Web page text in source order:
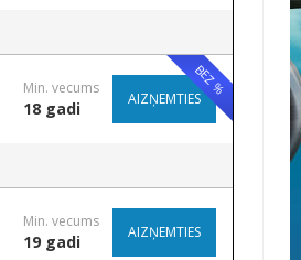
BEZ %
Min. vecums
18 gadi AIZŅEMTIES
Min. vecums
19 gadi AIZŅEMTIES